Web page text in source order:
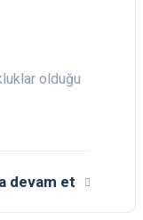
olduğu
devam et